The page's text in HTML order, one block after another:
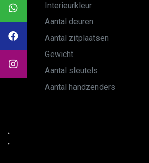
Interieurkleur
Aantal deuren
Aantal zitplaatsen
Gewicht
Aantal sleutels
Aantal handzenders